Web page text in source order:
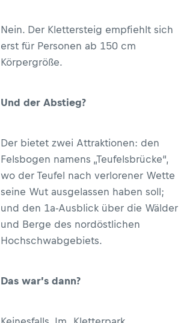
Nein. Der Klettersteig empfiehlt sich
erst für Personen ab 150 cm
Körpergröße.
Und der Abstieg?
Der bietet zwei Attraktionen: den
Felsbogen namens „Teufelsbrücke“,
wo der Teufel nach verlorener Wette
seine Wut ausgelassen haben soll;
und den 1a-Ausblick über die Wälder
und Berge des nordöstlichen
Hochschwabgebiets.
Das war’s dann?